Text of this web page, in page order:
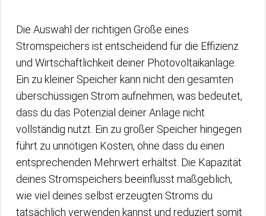
Die Auswahl der richtigen Größe eines
Stromspeichers ist entscheidend für die Effizienz
und Wirtschaftlichkeit deiner Photovoltaikanlage.
Ein zu kleiner Speicher kann nicht den gesamten
überschüssigen Strom aufnehmen, was bedeutet,
dass du das Potenzial deiner Anlage nicht
vollständig nutzt. Ein zu großer Speicher hingegen
führt zu unnötigen Kosten, ohne dass du einen
entsprechenden Mehrwert erhältst. Die Kapazität
deines Stromspeichers beeinflusst maßgeblich,
wie viel deines selbst erzeugten Stroms du
tatsächlich verwenden kannst und reduziert somit